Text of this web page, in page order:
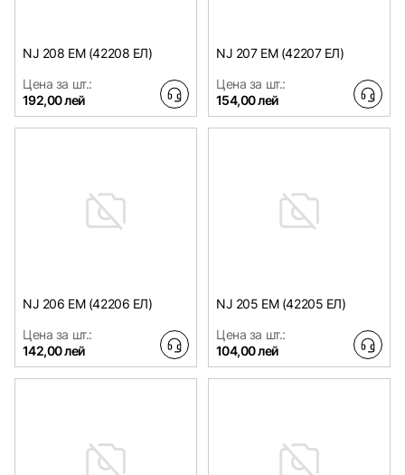
NJ 208 EM (42208 ЕЛ)
Цена за шт.:
192,00 лей
NJ 207 EM (42207 ЕЛ)
Цена за шт.:
154,00 лей
NJ 206 EM (42206 ЕЛ)
Цена за шт.:
142,00 лей
NJ 205 EM (42205 ЕЛ)
Цена за шт.:
104,00 лей